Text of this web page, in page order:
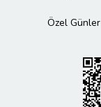
Özel Günler